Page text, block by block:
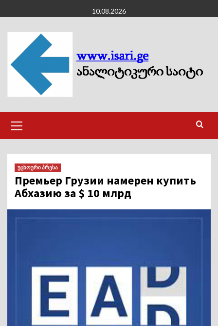
to
content
10.08.2026
Menu
უცხოური პრესა
Премьер Грузии намерен купить
Абхазию за $ 10 млрд